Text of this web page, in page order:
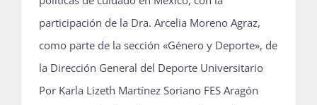
participación de la Dra. Arcelia Moreno Agraz,
como parte de la sección «Género y Deporte», de
la Dirección General del Deporte Universitario
Por Karla Lizeth Martínez Soriano FES Aragón